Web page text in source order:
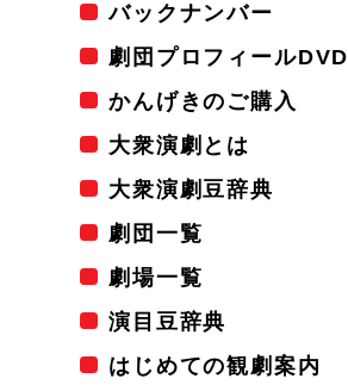
バックナンバー
劇団プロフィールDVD
かんげきのご購入
大衆演劇とは
大衆演劇豆辞典
劇団一覧
劇場一覧
演目豆辞典
はじめての観劇案内